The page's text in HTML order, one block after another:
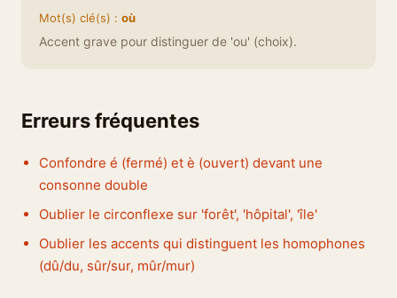
Mot(s) clé(s) : où
Accent grave pour distinguer de 'ou' (choix).
Erreurs fréquentes
Confondre é (fermé) et è (ouvert) devant une
consonne double
Oublier le circonflexe sur 'forêt', 'hôpital', 'île'
Oublier les accents qui distinguent les homophones
(dû/du, sûr/sur, mûr/mur)